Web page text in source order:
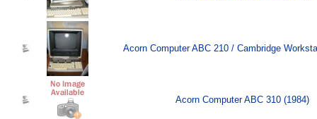
Acorn Computer ABC 210 / Cambridge
Acorn Computer ABC 310 (1984)